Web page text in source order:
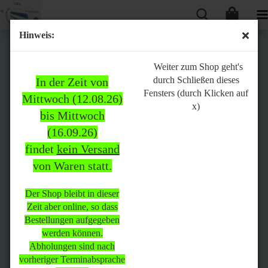
Hinweis:
In der Zeit von
Mittwoch (12.08.26)
bis Mittwoch
(16.09.26)
findet kein Versand
von Waren statt.
Der Shop bleibt in dieser
Zeit aber online, so dass
Bestellungen aufgegeben
werden können.
Abholungen sind nach
vorheriger Terminabsprache
Weiter zum Shop geht's
durch Schließen dieses
Fensters (durch Klicken auf
x)
Bitte
beachten:
In der Zeit von Mittwoch
(12.08.26) bis Mittwoch
(16.09.26)
statt.
Der Shop bleibt in dieser Zeit
aber online, so dass
Bestellungen aufgegeben
werden können.